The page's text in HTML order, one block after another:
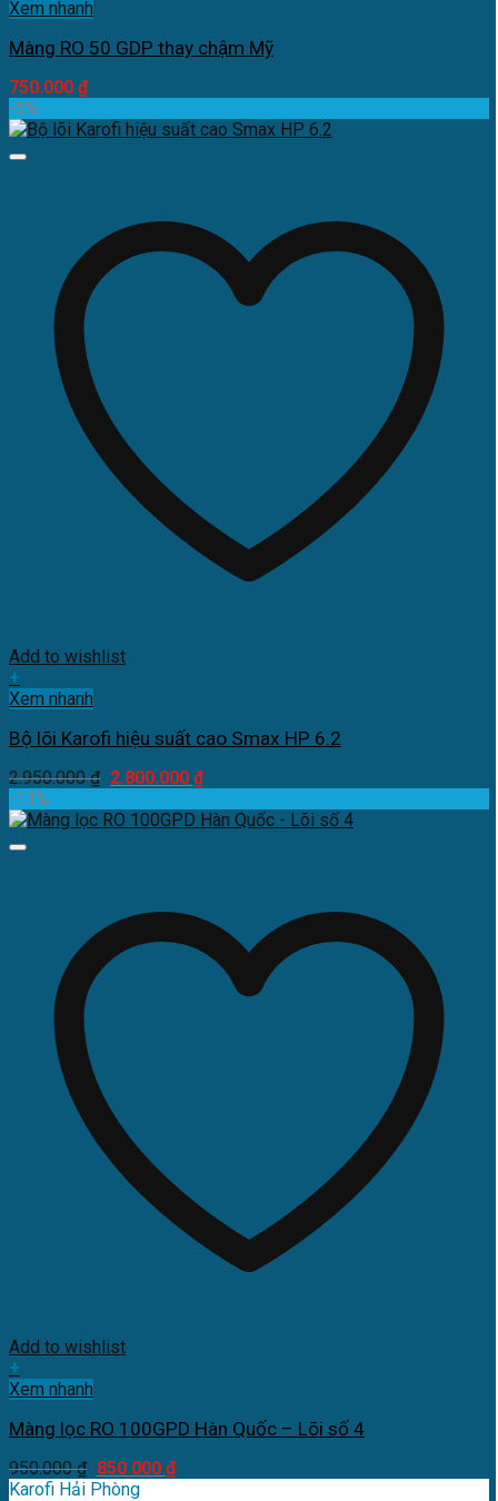
Xem nhanh
Màng RO 50 GDP thay chậm Mỹ
750.000 ₫
-5%
Add to wishlist
+
Xem nhanh
Bộ lõi Karofi hiệu suất cao Smax HP 6.2
2.950.000₫ Giá
là:
2.800.000 ₫Giá
tại
-11%
Add to wishlist
+
Xem nhanh
Màng lọc RO 100GPD Hàn Quốc – Lõi số 4
950.000₫ Giá
gốc
850.000 ₫Giá
Karofi Hải Phòng